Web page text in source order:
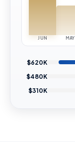
MAY
JUN
$620K
$480K
$310K